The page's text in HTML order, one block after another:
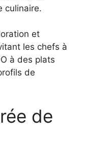
culinaire.
et
les chefs à
à des plats
de
de